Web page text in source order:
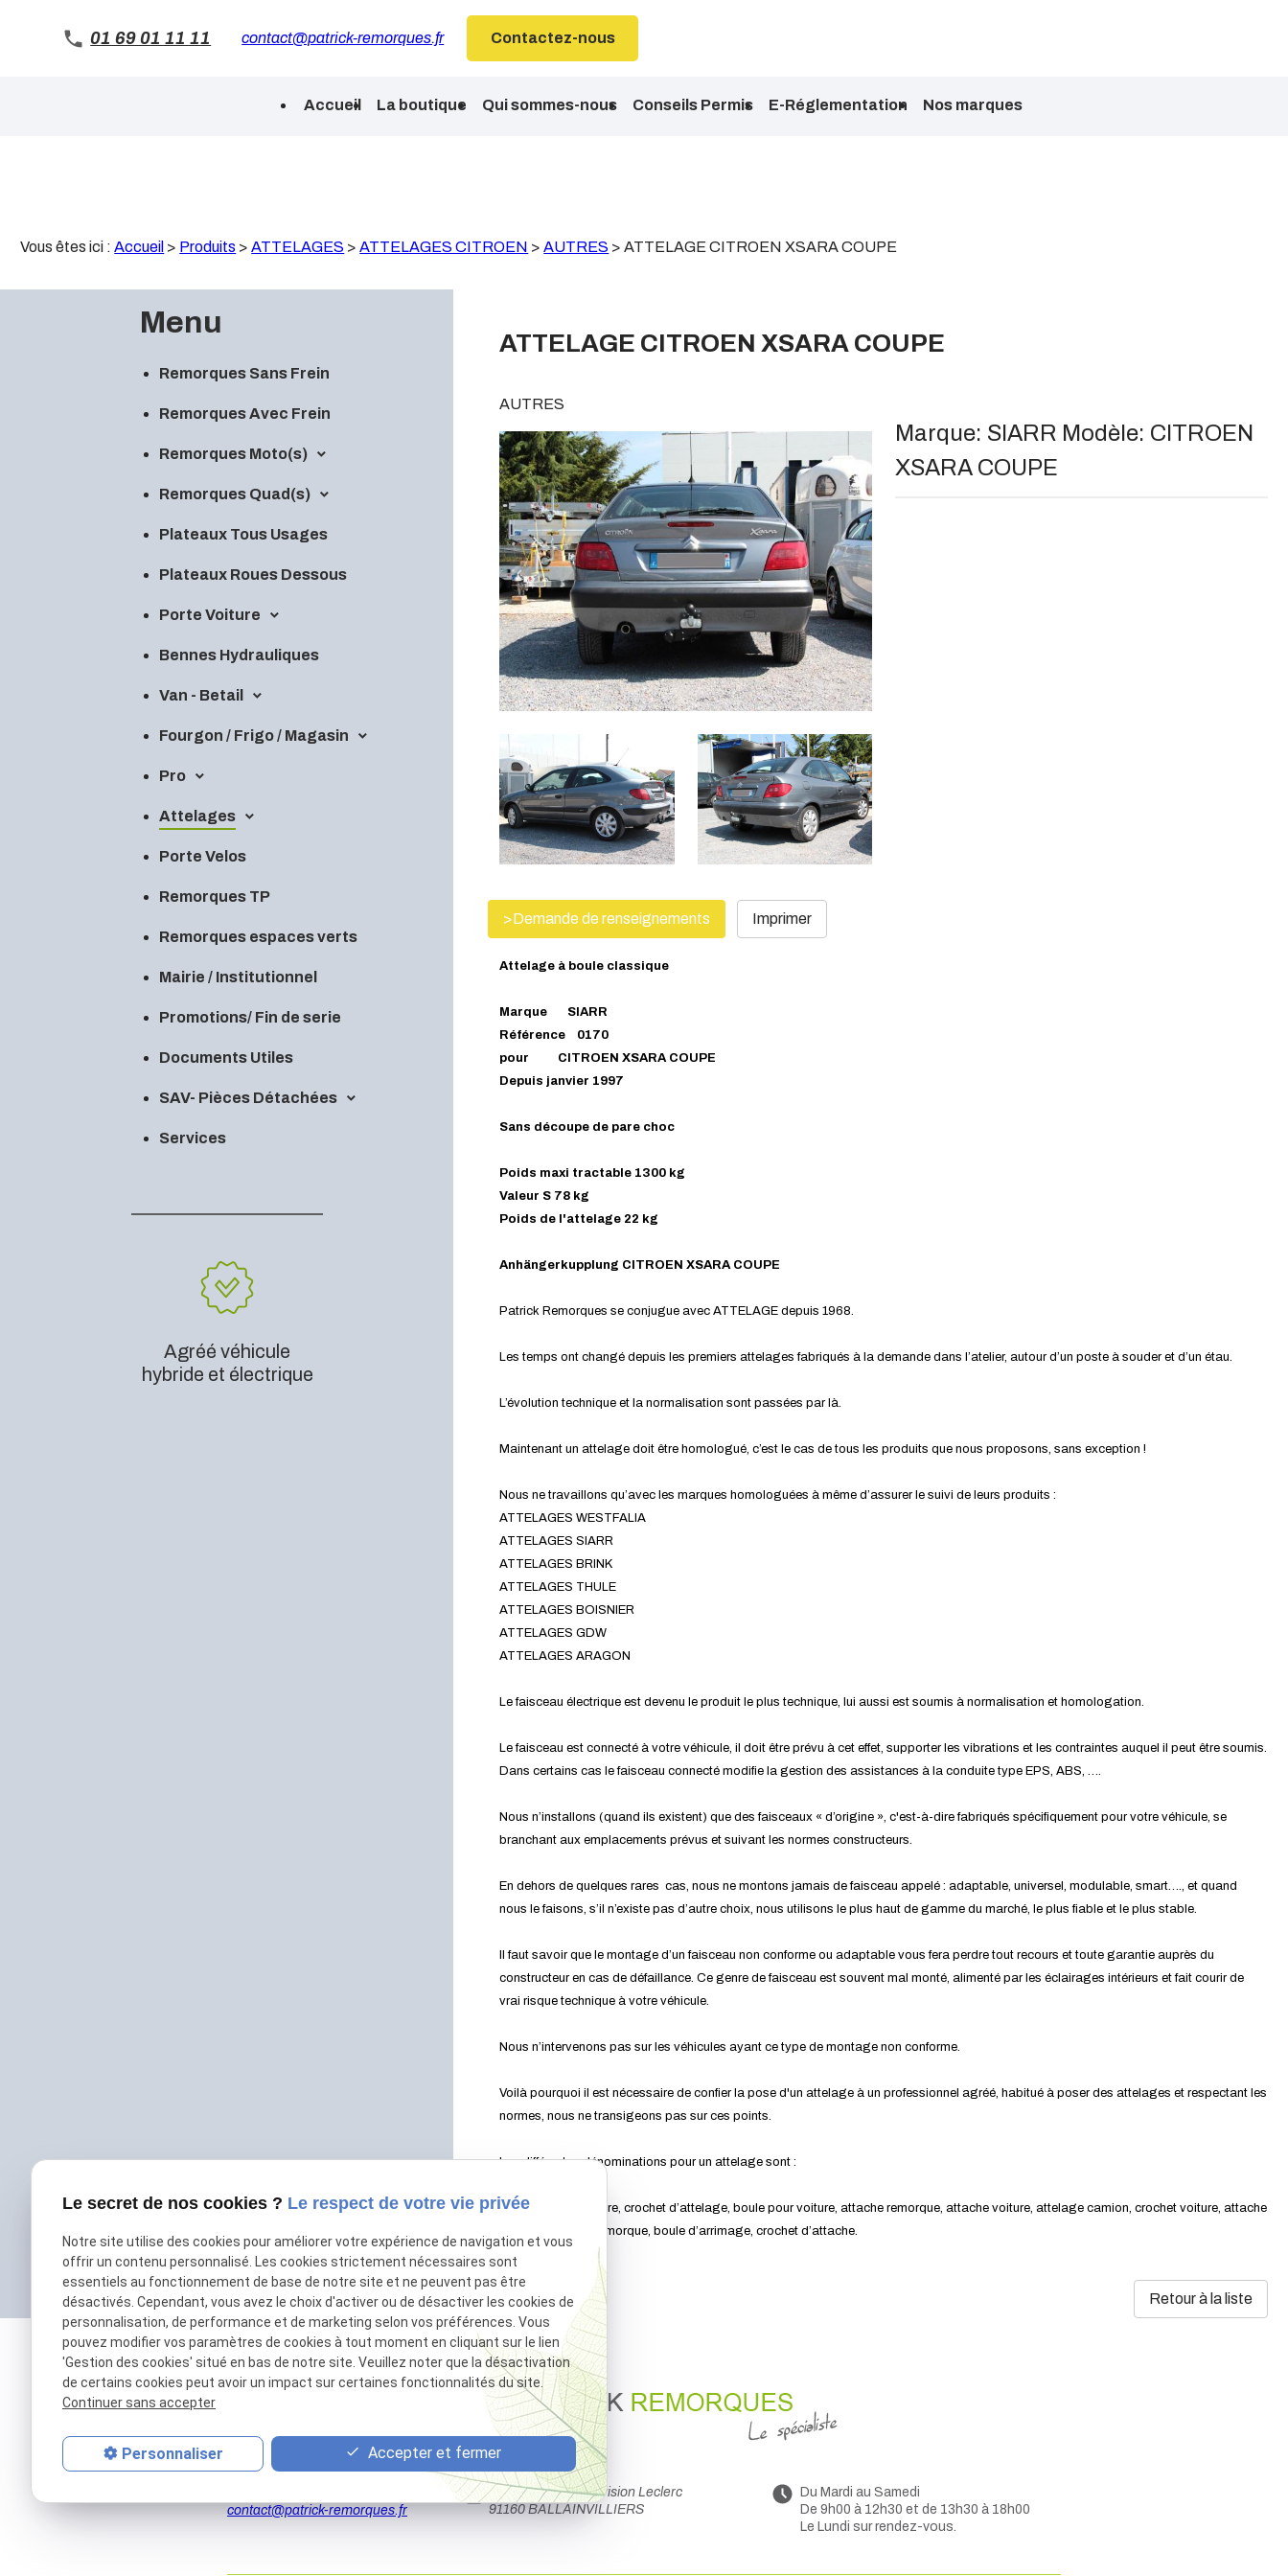
01 69 01 11 11 contact@patrick-remorques.fr Contactez-nous
Accueil La boutique Qui sommes-nous Conseils Permis E-Réglementation Nos marques
Vous êtes ici :Accueil > Produits >ATTELAGES >ATTELAGES CITROEN >AUTRES >ATTELAGE CITROEN XSARA COUPE
Menu
Remorques Sans Frein
Remorques Avec Frein
Remorques Moto(s)
Remorques Quad(s)
Plateaux Tous Usages
Plateaux Roues Dessous
Porte Voiture
Bennes Hydrauliques
Van - Betail
Fourgon / Frigo / Magasin
Pro
Attelages
Porte Velos
Remorques TP
Remorques espaces verts
Mairie / Institutionnel
Promotions/ Fin de serie
Documents Utiles
SAV- Pièces Détachées
Services
Agréé véhicule
hybride et électrique
ATTELAGE CITROEN XSARA COUPE
AUTRES
Marque: SIARR Modèle: CITROEN
XSARA COUPE
>Demande de renseignements Imprimer
Attelage à boule classique
Marque SIARR
Référence 0170
pour CITROEN XSARA COUPE
Depuis janvier 1997
Sans découpe de pare choc
Poids maxi tractable 1300 kg
Valeur S 78 kg
Poids de l'attelage 22 kg
Anhängerkupplung CITROEN XSARA COUPE
Patrick Remorques se conjugue avec ATTELAGE depuis 1968.
Les temps ont changé depuis les premiers attelages fabriqués à la demande dans l’atelier, autour d’un poste à souder et d’un étau.
L’évolution technique et la normalisation sont passées par là.
Maintenant un attelage doit être homologué, c’est le cas de tous les produits que nous proposons, sans exception !
Nous ne travaillons qu’avec les marques homologuées à même d’assurer le suivi de leurs produits :
ATTELAGES WESTFALIA
ATTELAGES SIARR
ATTELAGES BRINK
ATTELAGES THULE
ATTELAGES BOISNIER
ATTELAGES GDW
ATTELAGES ARAGON
Le faisceau électrique est devenu le produit le plus technique, lui aussi est soumis à normalisation et homologation.
Le faisceau est connecté à votre véhicule, il doit être prévu à cet effet, supporter les vibrations et les contraintes auquel il peut être soumis.
Dans certains cas le faisceau connecté modifie la gestion des assistances à la conduite type EPS, ABS, ….
Nous n’installons (quand ils existent) que des faisceaux « d’origine », c'est-à-dire fabriqués spécifiquement pour votre véhicule, se
branchant aux emplacements prévus et suivant les normes constructeurs.
En dehors de quelques rares cas, nous ne montons jamais de faisceau appelé : adaptable, universel, modulable, smart…., et quand
nous le faisons, s’il n’existe pas d’autre choix, nous utilisons le plus haut de gamme du marché, le plus fiable et le plus stable.
Il faut savoir que le montage d’un faisceau non conforme ou adaptable vous fera perdre tout recours et toute garantie auprès du
constructeur en cas de défaillance. Ce genre de faisceau est souvent mal monté, alimenté par les éclairages intérieurs et fait courir de
vrai risque technique à votre véhicule.
Nous n’intervenons pas sur les véhicules ayant ce type de montage non conforme.
Voilà pourquoi il est nécessaire de confier la pose d'un attelage à un professionnel agréé, habitué à poser des attelages et respectant les
normes, nous ne transigeons pas sur ces points.
Les différentes dénominations pour un attelage sont :
Attelage pour voiture, crochet d’attelage, boule pour voiture, attache remorque, attache voiture, attelage camion, crochet voiture, attache
auto, boule pour remorque, boule d’arrimage, crochet d’attache.
Retour à la liste
contact@patrick-remorques.fr
44 Avenue de la Division Leclerc
91160 BALLAINVILLIERS
Du Mardi au Samedi
De 9h00 à 12h30 et de 13h30 à 18h00
Le Lundi sur rendez-vous.
Le secret de nos cookies ? Le respect de votre vie privée
Notre site utilise des cookies pour améliorer votre expérience de navigation et vous
offrir un contenu personnalisé. Les cookies strictement nécessaires sont
essentiels au fonctionnement de base de notre site et ne peuvent pas être
désactivés. Cependant, vous avez le choix d'activer ou de désactiver les cookies de
personnalisation, de performance et de marketing selon vos préférences. Vous
pouvez modifier vos paramètres de cookies à tout moment en cliquant sur le lien
'Gestion des cookies' situé en bas de notre site. Veuillez noter que la désactivation
de certains cookies peut avoir un impact sur certaines fonctionnalités du site.
Continuer sans accepter
Personnaliser Accepter et fermer